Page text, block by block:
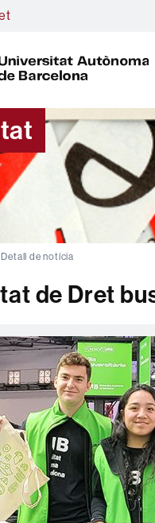
B
Detall de notícia
de Dret